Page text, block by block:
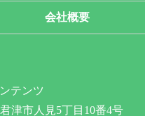
会社概要
テンツ
津市人見5丁目10番4号